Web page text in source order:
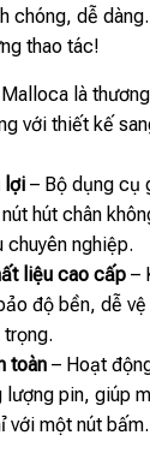
chóng, dễ
thao tác!
là
với thiết kế
lợi– Bộ dụng cụ
hút chân
chuyên nghiệp.
liệu cao cấp–
độ bền, dễ vệ
trọng.
toàn– Hoạt
pin, giúp
với một nút bấm.